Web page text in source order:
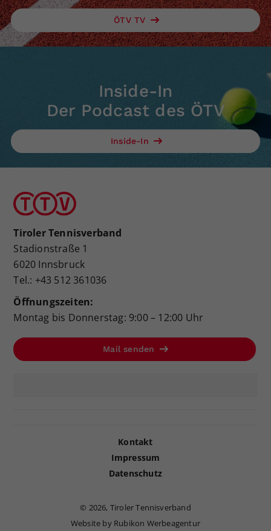
ÖTV TV
Inside-In
Der Podcast des ÖTV
Inside-In
Tiroler Tennisverband
Stadionstraße 1
6020 Innsbruck
Tel.: +43 512 361036
Öffnungszeiten:
Montag bis Donnerstag: 9:00 – 12:00 Uhr
Mail senden
Kontakt
Impressum
Datenschutz
© 2026, Tiroler Tennisverband
Website by Rubikon Werbeagentur